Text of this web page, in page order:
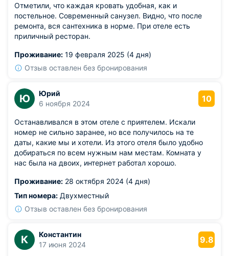
Отметили, что каждая кровать удобная, как и
постельное. Современный санузел. Видно, что после
ремонта, вся сантехника в норме. При отеле есть
приличный ресторан.
Проживание: 19 февраля 2025 (4 дня)
Отзыв оставлен без бронирования
Ю
Юрий
6 ноября 2024
10
Останавливался в этом отеле с приятелем. Искали
номер не сильно заранее, но все получилось на те
даты, какие мы и хотели. Из этого отеля было удобно
добираться по всем нужным нам местам. Комната у
нас была на двоих, интернет работал хорошо.
Проживание: 28 октября 2024 (4 дня)
Тип номера: Двухместный
Отзыв оставлен без бронирования
К
Константин
17 июня 2024
9.8